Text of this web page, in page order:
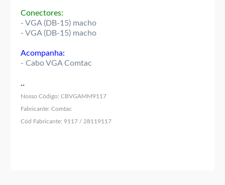
Conectores:
- VGA (DB-15) macho
- VGA (DB-15) macho
Acompanha:
- Cabo VGA Comtac
..
Nosso Código: CBVGAMM9117
Fabricante: Comtac
Cód Fabricante: 9117 / 28119117